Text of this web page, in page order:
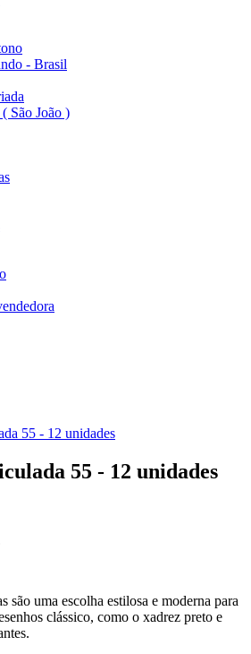
- Brasil
São João )
55 - 12 unidades
55 - 12 unidades
são uma escolha estilosa e moderna para
clássico, como o xadrez preto e